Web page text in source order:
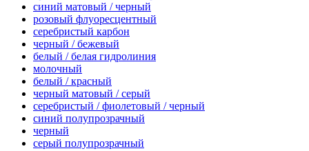
синий матовый / черный
розовый флуоресцентный
серебристый карбон
черный / бежевый
белый / белая гидролиния
молочный
белый / красный
черный матовый / серый
серебристый / фиолетовый / черный
синий полупрозрачный
черный
серый полупрозрачный